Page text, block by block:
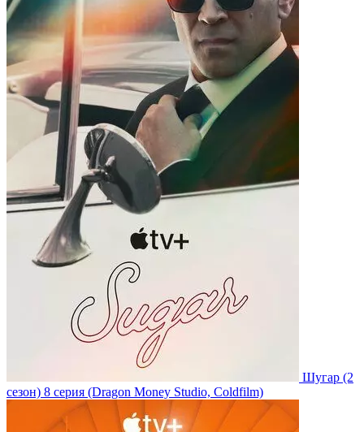
Шугар (2
сезон) 8 серия (Dragon Money Studio, Coldfilm)